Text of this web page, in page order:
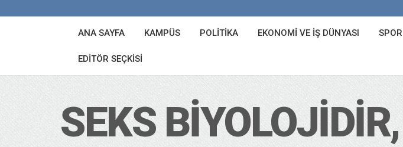
ANA SAYFA KAMPÜS POLITIKA EKONOMI VE İŞ DÜNYASI SPOR
EDITÖR SEÇKISI
SEKS